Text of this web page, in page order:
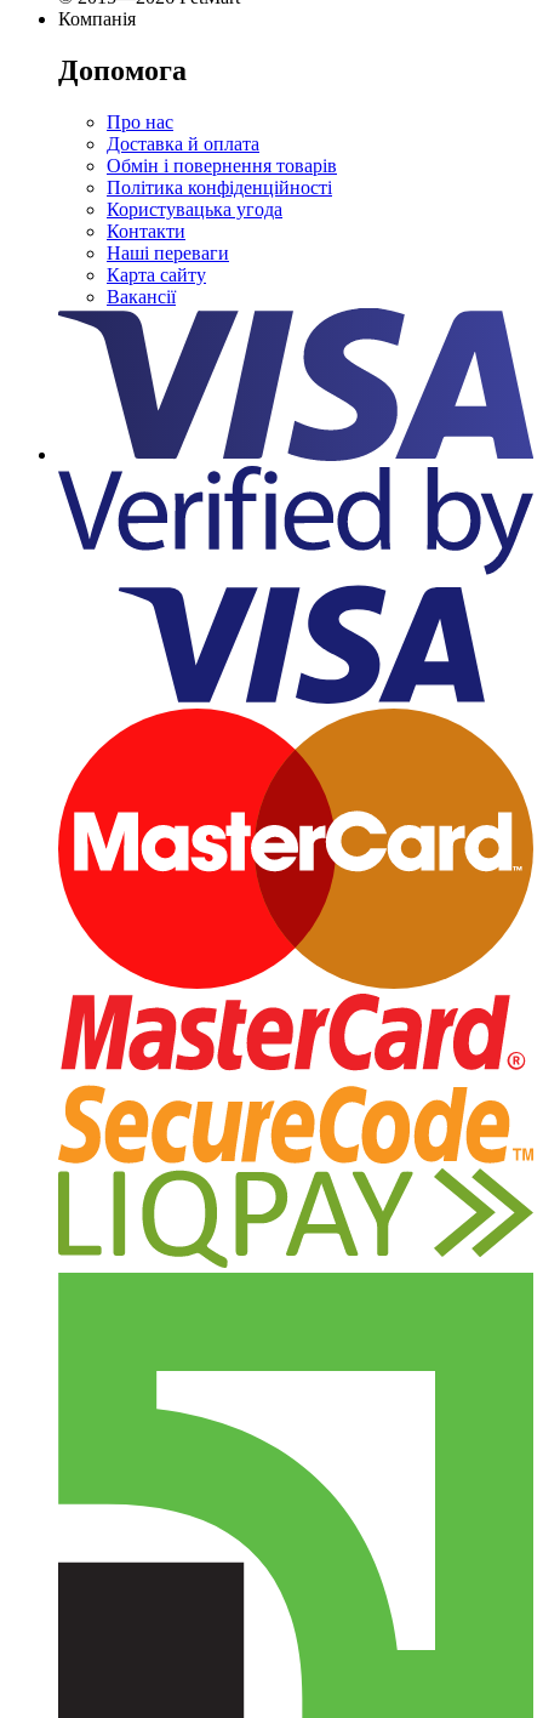
Компанія
Допомога
Про нас
Доставка й оплата
Обмін і повернення товарів
Політика конфіденційності
Користувацька угода
Контакти
Наші переваги
Карта сайту
Вакансії